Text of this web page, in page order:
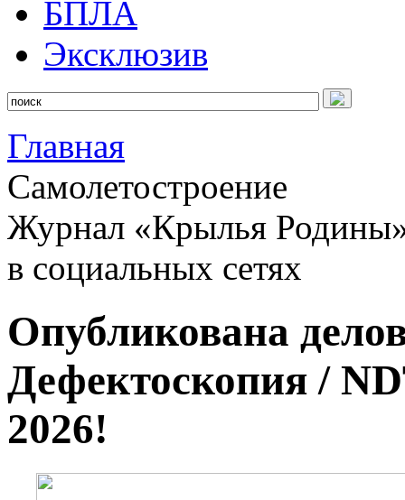
БПЛА
Эксклюзив
Главная
Самолетостроение
Журнал «Крылья
в социальных сетях
Опубликована
Дефектоскопия /
2026!